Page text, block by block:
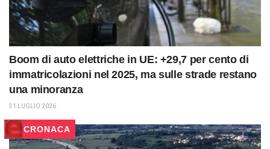
Boom di auto elettriche in UE: +29,7 per cento di
immatricolazioni nel 2025, ma sulle strade restano
una minoranza
31 LUGLIO 2026
CRONACA